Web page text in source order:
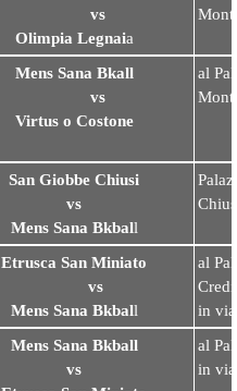
vs
Olimpia Legnaia
Mens Sana Bkall
vs
Virtus o Costone
al
San Giobbe Chiusi
vs
Mens Sana Bkball
Etrusca San Miniato
vs
Mens Sana Bkball
al
in
Mens Sana Bkball
vs
al
in